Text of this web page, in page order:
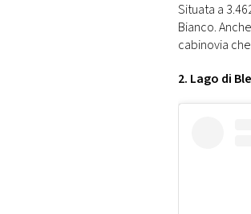
Situata a
Bianco.
cabinovia
2. Lago di